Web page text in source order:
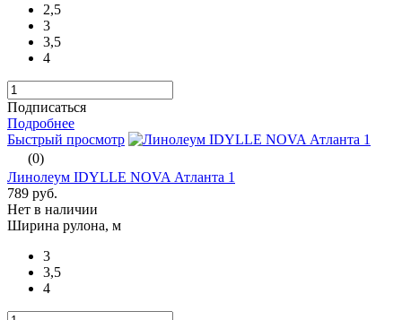
2,5
3
3,5
4
Подписаться
Подробнее
Быстрый просмотр
(0)
Линолеум IDYLLE NOVA Атланта 1
789 руб.
Нет в наличии
Ширина рулона, м
3
3,5
4